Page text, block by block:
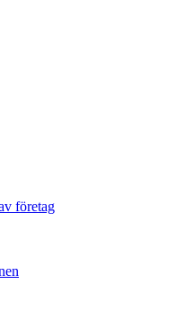
företag